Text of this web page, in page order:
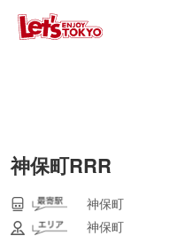
神保町RRR
神保町
神保町